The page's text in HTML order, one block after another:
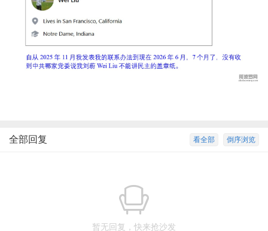
倒序浏览
看全部
全部回复
暂无回复，快来抢沙发